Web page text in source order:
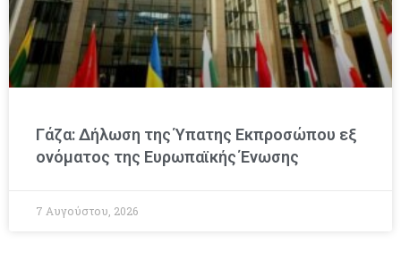
Γάζα: Δήλωση της Ύπατης Εκπροσώπου εξ
ονόματος της Ευρωπαϊκής Ένωσης
7 Αυγούστου, 2026